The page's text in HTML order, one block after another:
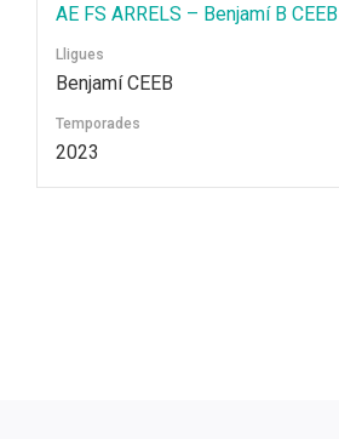
AE FS ARRELS – Benjamí B CEEB
Lligues
Benjamí CEEB
Temporades
2023